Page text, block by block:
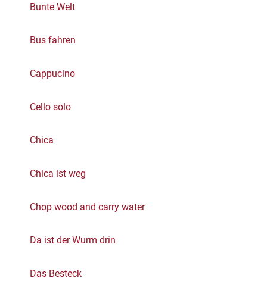
Bunte Welt
Bus fahren
Cappucino
Cello solo
Chica
Chica ist weg
Chop wood and carry water
Da ist der Wurm drin
Das Besteck